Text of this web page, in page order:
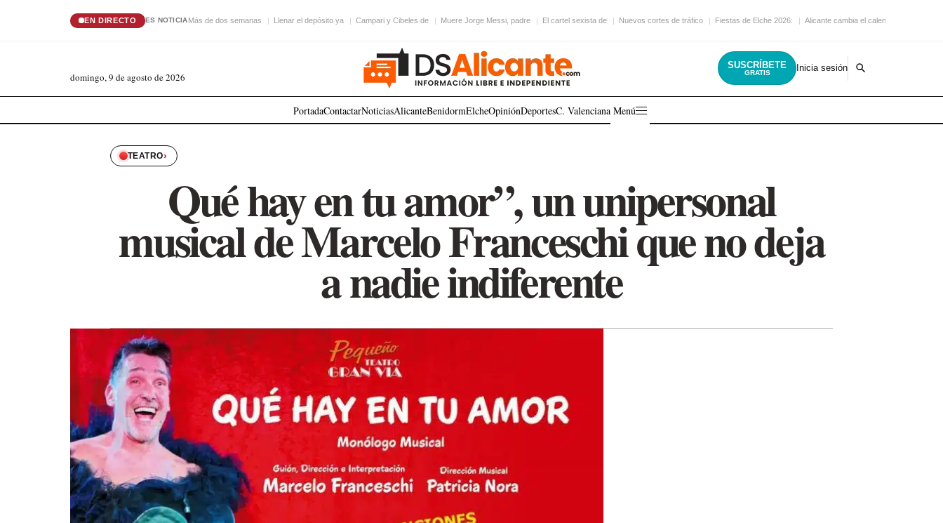
EN DIRECTO ES NOTICIAMás de dos semanas Llenar el depósito ya Campari y Cibeles de Muere Jorge Messi, padre El cartel sexista de Nuevos cortes de tráfico Fiestas de Elche 2026: Alicante cambia el calendario
domingo, 9 de agosto de 2026
SUSCRÍBETE
GRATIS Inicia sesión
PortadaContactarNoticiasAlicanteBenidormElcheOpiniónDeportesC. Valenciana Menú
TEATRO›
Qué hay en tu amor”, un unipersonal
musical de Marcelo Franceschi que no deja
a nadie indiferente